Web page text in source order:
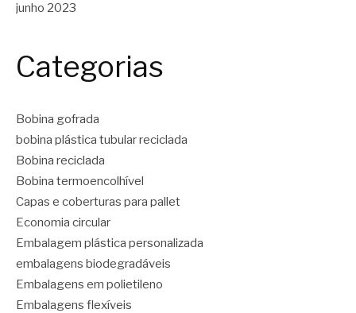
junho 2023
Categorias
Bobina gofrada
bobina plástica tubular reciclada
Bobina reciclada
Bobina termoencolhível
Capas e coberturas para pallet
Economia circular
Embalagem plástica personalizada
embalagens biodegradáveis
Embalagens em polietileno
Embalagens flexíveis